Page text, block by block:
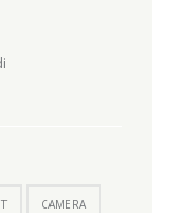
CAMERA